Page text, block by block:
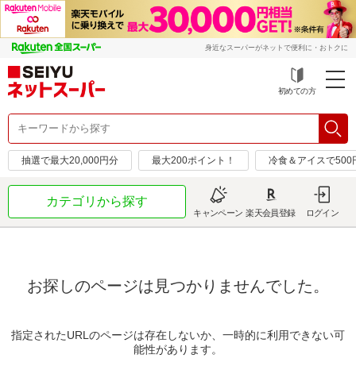
身近なスーパーがネットで便利に・おトクに
初めての方
抽選で最大20,000円分 最大200ポイント！ 冷食＆アイスで500
カテゴリから探す
キャンペーン 楽天会員登録 ログイン
お探しのページは見つかりませんでした。
指定されたURLのページは存在しないか、一時的に利用できない可
能性があります。